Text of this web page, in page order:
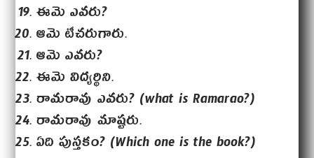
ఈమె ఎవరు?
ఆమె టీచరుగారు.
ఆమె ఎవరు?
ఈమె విద్యర్థిని.
రామరావు ఎవరు? (what is Ramarao?)
రామరావు మాష్టరు.
ఏది పుస్తకం? (Which one is the book?)